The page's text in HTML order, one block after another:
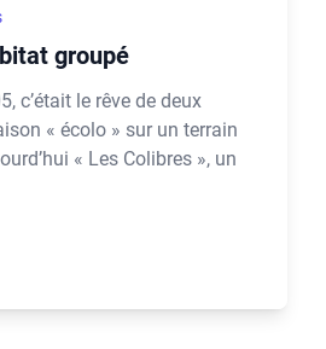
groupé
c’était le rêve de deux
« écolo » sur un terrain
« Les Colibres », un